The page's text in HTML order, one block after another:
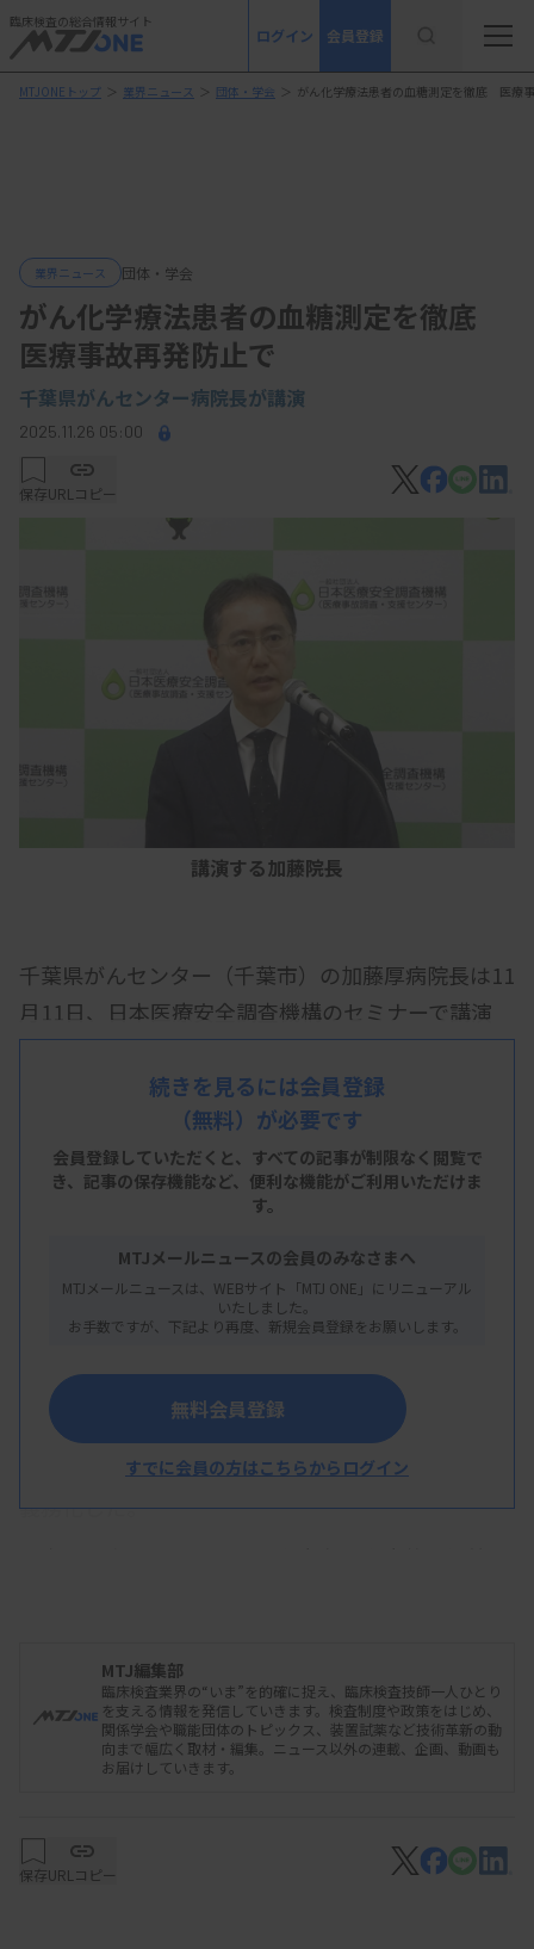
臨床検査の総合情報サイト
ログイン 会員登録
MTJONEトップ ＞ 業界ニュース ＞ 団体・学会 ＞ がん化学療法患者の血糖測定を徹底 医療
業界ニュース 団体・学会
がん化学療法患者の血糖測定を徹底
医療事故再発防止で
千葉県がんセンター病院長が講演
2025.11.26 05:00
保存URLコピー
講演する加藤院長
千葉県がんセンター（千葉市）の加藤厚病院長は11
月11日、日本医療安全調査機構のセミナーで講演
し、同センターで起きた死亡事故の再発防止策の一
つとして、がん患者に対する血糖測定の推進活動を
紹介した。化学療法を予定する全患者の測定項目に
血糖値が含まれていない場合、検査部から主治医に
メールで連絡する。導入前は約6割だった血糖測定
同センターでは2021年6月、ステロイド増量後にが
ん患者が糖尿病性ケトアシドーシスによる多臓器不
表）。外部委員を含めた院内医療事故調査委員会が
再発防止策をまとめ、対策の一つとして、ステロイ
ド使用・がん薬物療法中患者の定期的な血糖測定を
義務化した。
加藤氏は講演で、「臨床検査技師の協力を得て血糖
値が測定項目にない場合は医師にフィードバックを
して、必ず測定する改善活動を行い、6週間の間に
病院長直属の糖尿病チームの発足▽患者との共同意
思決定（シェアード・ディシジョン・メーキング）
続きを見るには会員登録
（無料）が必要です
会員登録していただくと、すべての記事が制限なく閲覧で
き、 記事の保存機能など、便利な機能がご利用いただけま
す。
MTJメールニュースの会員のみなさまへ
MTJメールニュースは、WEBサイト「MTJ ONE」にリニューアル
いたしました。
お手数ですが、下記より再度、新規会員登録をお願いします。
無料会員登録
すでに会員の方はこちらからログイン
MTJ編集部
臨床検査業界の“いま”を的確に捉え、臨床検査技師一人ひとり
を支える情報を発信していきます。検査制度や政策をはじめ、
関係学会や職能団体のトピックス、装置試薬など技術革新の動
向まで幅広く取材・編集。ニュース以外の連載、企画、動画も
お届けしていきます。
保存URLコピー